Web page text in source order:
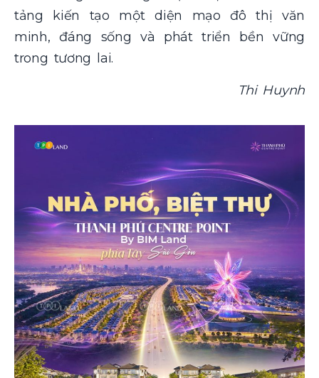
tảng kiến tạo một diện mạo đô thị văn
minh, đáng sống và phát triển bền vững
trong tương lai.
Thi Huynh